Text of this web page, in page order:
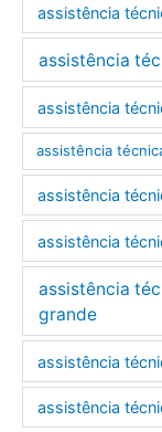
assistência
assistência
assistência
assistência
assistência
assistência
assistência
grande
assistência
assistência